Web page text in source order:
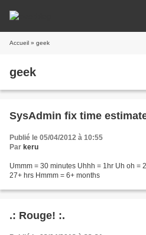
Accueil » geek
geek
SysAdmin fix time
Publié le 05/04/2012 à 10:55
Par keru
Ummm = 30 minutes Uhhh = 1hr Uh oh =
27+ hrs Hmmm = 6+ months
.: Rouge! :.